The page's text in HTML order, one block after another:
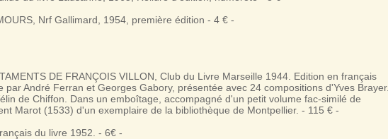
Nrf Gallimard, 1954, première édition - 4 € -
DE FRANÇOIS VILLON, Club du Livre Marseille 1944. Edition en français
par André Ferran et Georges Gabory, présentée avec 24 compositions d'Yves Brayer.
de Chiffon. Dans un emboîtage, accompagné d'un petit volume fac-similé de
Marot (1533) d'un exemplaire de la bibliothèque de Montpellier. - 115 € -
du livre 1952. - 6€ -